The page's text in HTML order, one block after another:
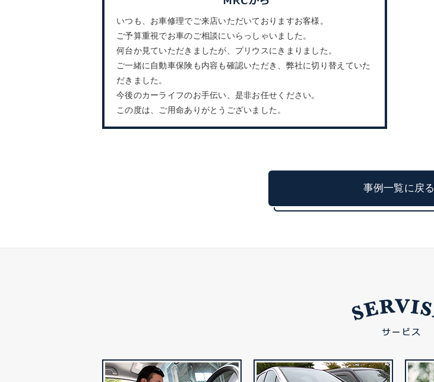
いつも、お車修理でご来店いただいておりますお客様。
ご予算重視でお車のご相談にいらっしゃいました。
何台か見ていただきましたが、プリウスにきまりました。
ご一緒に自動車保険も内容も確認いただき、弊社に切り替えていた
だきました。
今後のカーライフのお手伝い、是非お任せください。
この度は、ご用命ありがとうございました。
事例一覧に戻る